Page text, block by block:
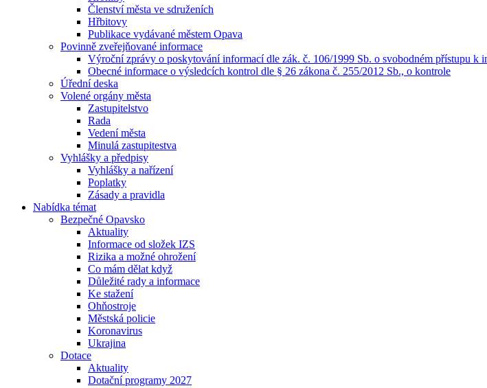
Členství města ve sdruženích
Hřbitovy
Publikace vydávané městem Opava
Povinně zveřejňované informace
Výroční zprávy o poskytování informací dle zák. č. 106/1999 Sb. o svobodném přístupu k
Obecné informace o výsledcích kontrol dle § 26 zákona č. 255/2012 Sb., o kontrole
Úřední deska
Volené orgány města
Zastupitelstvo
Rada
Vedení města
Minulá zastupitestva
Vyhlášky a předpisy
Vyhlášky a nařízení
Poplatky
Zásady a pravidla
Nabídka témat
Bezpečné Opavsko
Aktuality
Informace od složek IZS
Rizika a možné ohrožení
Co mám dělat když
Důležité rady a informace
Ke stažení
Ohňostroje
Městská policie
Koronavirus
Ukrajina
Dotace
Aktuality
Dotační programy 2027